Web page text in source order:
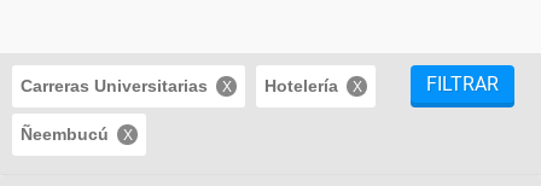
Carreras Universitarias Hotelería
Ñeembucú
FILTRAR